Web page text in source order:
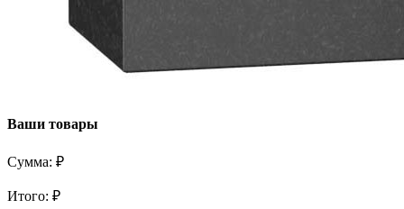
Ваши товары
Сумма: ₽
Итого: ₽